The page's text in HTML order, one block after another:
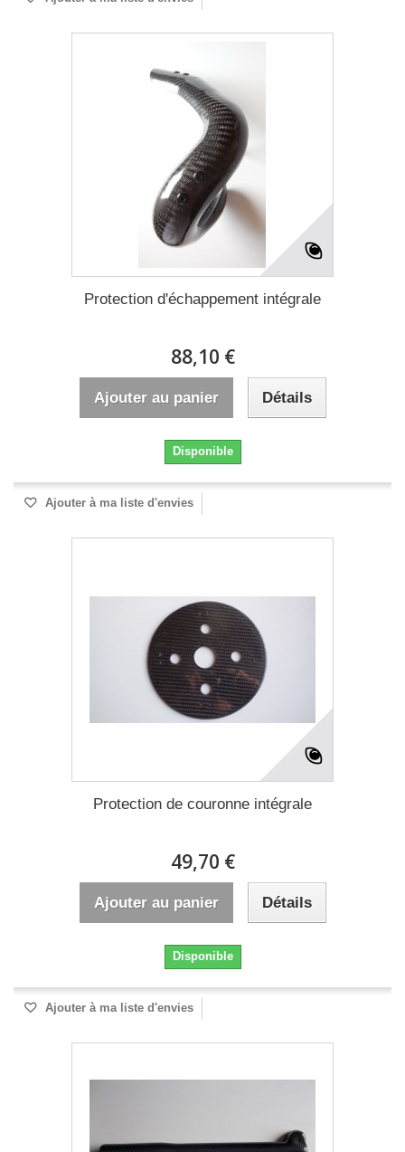
Protection d'échappement intégrale
88,10 €
Ajouter au panier Détails
Disponible
Ajouter à ma liste d'envies
Protection de couronne intégrale
49,70 €
Ajouter au panier Détails
Disponible
Ajouter à ma liste d'envies